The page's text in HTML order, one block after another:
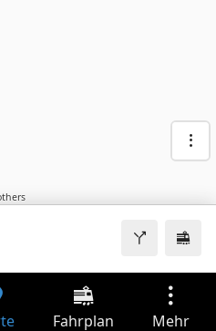
Fahrplan Mehr